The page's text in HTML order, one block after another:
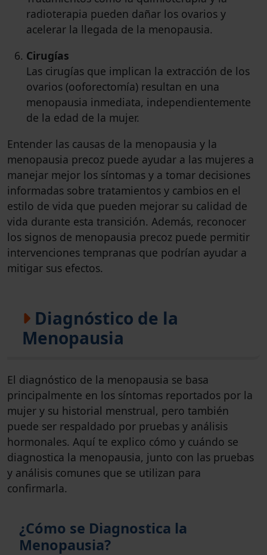
radioterapia pueden dañar los ovarios y
acelerar la llegada de la menopausia.
Cirugías
Las cirugías que implican la extracción de los
ovarios (ooforectomía) resultan en una
menopausia inmediata, independientemente
de la edad de la mujer.
Entender las causas de la menopausia y la
menopausia precoz puede ayudar a las mujeres a
manejar mejor los síntomas y a tomar decisiones
informadas sobre tratamientos y cambios en el
estilo de vida que pueden mejorar su calidad de
vida durante esta transición. Además, reconocer
los signos de menopausia precoz puede permitir
intervenciones tempranas que podrían ayudar a
mitigar sus efectos.
Diagnóstico de la
Menopausia
El diagnóstico de la menopausia se basa
principalmente en los síntomas reportados por la
mujer y su historial menstrual, pero también
puede ser respaldado por pruebas y análisis
hormonales. Aquí te explico cómo y cuándo se
diagnostica la menopausia, junto con las pruebas
y análisis comunes que se utilizan para
confirmarla.
¿Cómo se Diagnostica la
Menopausia?